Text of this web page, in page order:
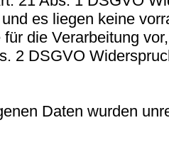
es liegen keine
die Verarbeitung
2 DSGVO
Daten wurden